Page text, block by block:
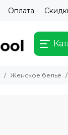
Оплата
Женское белье